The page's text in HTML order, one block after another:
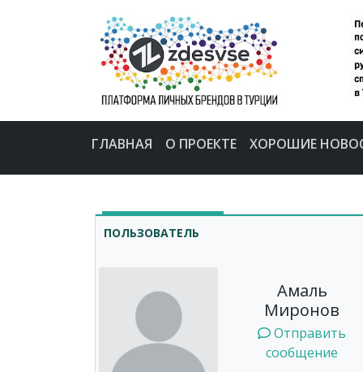
ГЛАВНАЯ О ПРОЕКТЕ ХОРОШИЕ
ПОЛЬЗОВАТЕЛЬ
Амаль
Миронов
Отправить
сообщение